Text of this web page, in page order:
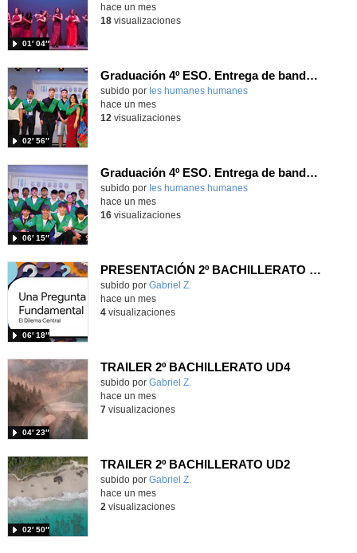
01′ 04″
hace un mes
18visualizaciones
Graduación 4º ESO. Entrega de bandas 4º Div
subido por Ies humanes humanes
02′ 56″
-
hace un mes
12 visualizaciones
Graduación 4º ESO. Entrega de bandas 4ºB
subido por Ies humanes humanes
06′ 15″
-
hace un mes
16visualizaciones
PRESENTACIÓN 2º BACHILLERATO UD3
Contenido educativo.
subido por Gabriel Z.
06′ 18″
hace un mes
4visualizaciones
TRAILER 2º BACHILLERATO UD4
Contenido educativo.
subido por Gabriel Z.
04′ 23″
hace un mes
7visualizaciones
TRAILER 2º BACHILLERATO UD2
Contenido educativo.
subido por Gabriel Z.
02′ 50″
hace un mes
2 visualizaciones